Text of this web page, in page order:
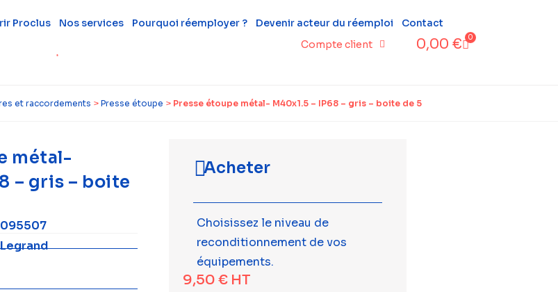
Proclus Nos services Pourquoi réemployer ? Devenir acteur du réemploi
Contact
Compte client 0,00 € 0
et raccordements > Presse étoupe > Presse étoupe métal- M40x1.5 – IP68 – gris – boite de 5
métal-
– gris – boite
095507
Legrand
Acheter
Choisissez le niveau de
reconditionnement de vos
équipements.
9,50€ HT